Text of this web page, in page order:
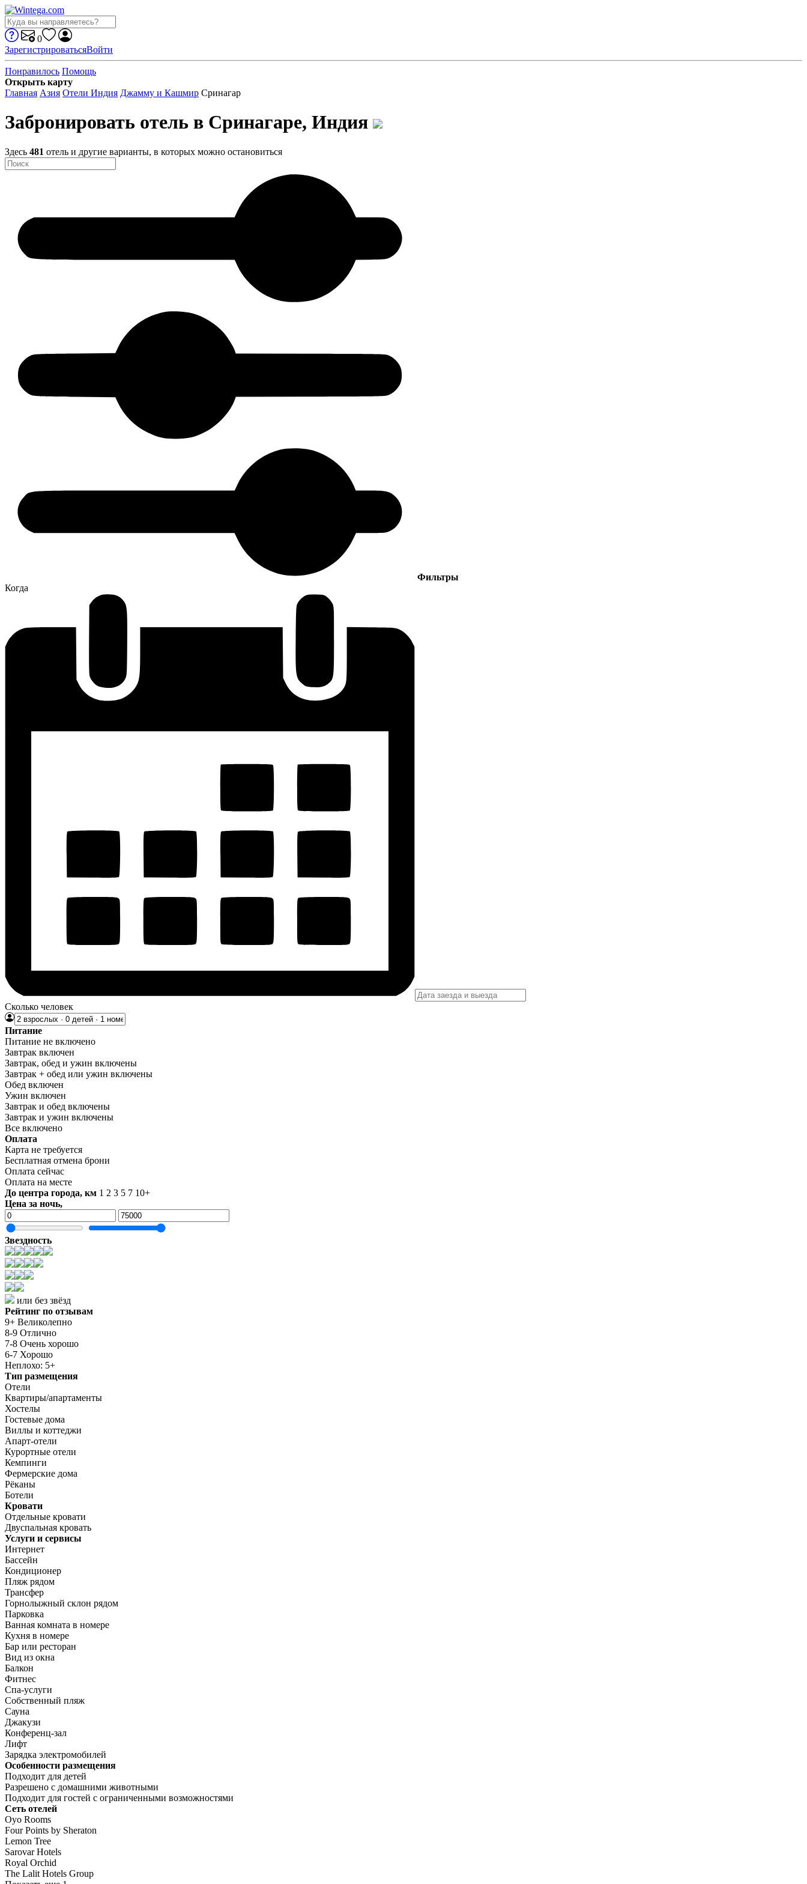
0
ЗарегистрироватьсяВойти
Понравилось Помощь
Открыть карту
Главная Азия Отели Индия Джамму и Кашмир Сринагар
Забронировать отель в Сринагаре, Индия
Здесь 481 отель и другие варианты, в которых можно остановиться
Фильтры
Когда
Сколько человек
Питание
Питание не включено
Завтрак включен
Завтрак, обед и ужин включены
Завтрак + обед или ужин включены
Обед включен
Ужин включен
Завтрак и обед включены
Завтрак и ужин включены
Все включено
Оплата
Карта не требуется
Бесплатная отмена брони
Оплата сейчас
Оплата на месте
До центра города, км 1 2 3 5 7 10+
Цена за ночь,
Звездность
или без звёзд
Рейтинг по отзывам
9+ Великолепно
8-9 Отлично
7-8 Очень хорошо
6-7 Хорошо
Неплохо: 5+
Тип размещения
Отели
Квартиры/апартаменты
Хостелы
Гостевые дома
Виллы и коттеджи
Апарт-отели
Курортные отели
Кемпинги
Фермерские дома
Рёканы
Ботели
Кровати
Отдельные кровати
Двуспальная кровать
Услуги и сервисы
Интернет
Бассейн
Кондиционер
Пляж рядом
Трансфер
Горнолыжный склон рядом
Парковка
Ванная комната в номере
Кухня в номере
Бар или ресторан
Вид из окна
Балкон
Фитнес
Спа-услуги
Собственный пляж
Сауна
Джакузи
Конференц-зал
Лифт
Зарядка электромобилей
Особенности размещения
Подходит для детей
Разрешено с домашними животными
Подходит для гостей с ограниченными возможностями
Сеть отелей
Oyo Rooms
Four Points by Sheraton
Lemon Tree
Sarovar Hotels
Royal Orchid
The Lalit Hotels Group